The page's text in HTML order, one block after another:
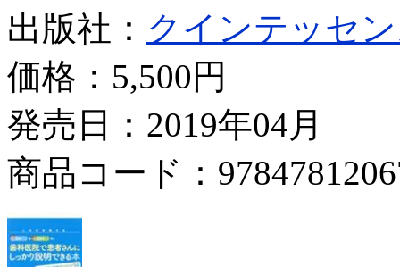
出版社： クインテッセ
価格： 5,500円
発売日：2019年04月
商品コード：